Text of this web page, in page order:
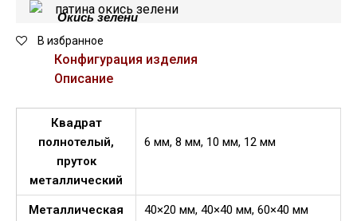
Окись зелени
В избранное
Конфигурация изделия
Описание
Квадрат
полнотелый,
пруток
металлический
6 мм, 8 мм, 10 мм, 12 мм
Металлическая
40×20 мм, 40×40 мм, 60×40 мм